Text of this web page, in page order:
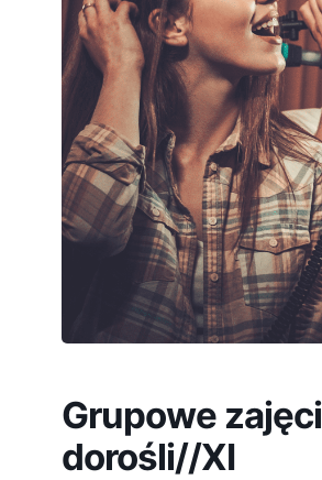
Grupowe
dorośli//XI